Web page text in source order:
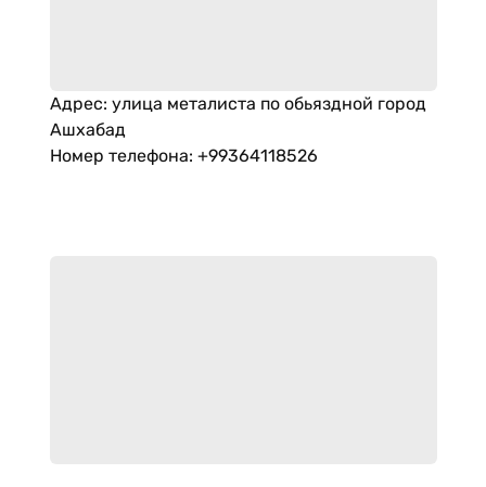
Адрес: улица металиста по обьяздной город
Ашхабад
Номер телефона: +99364118526